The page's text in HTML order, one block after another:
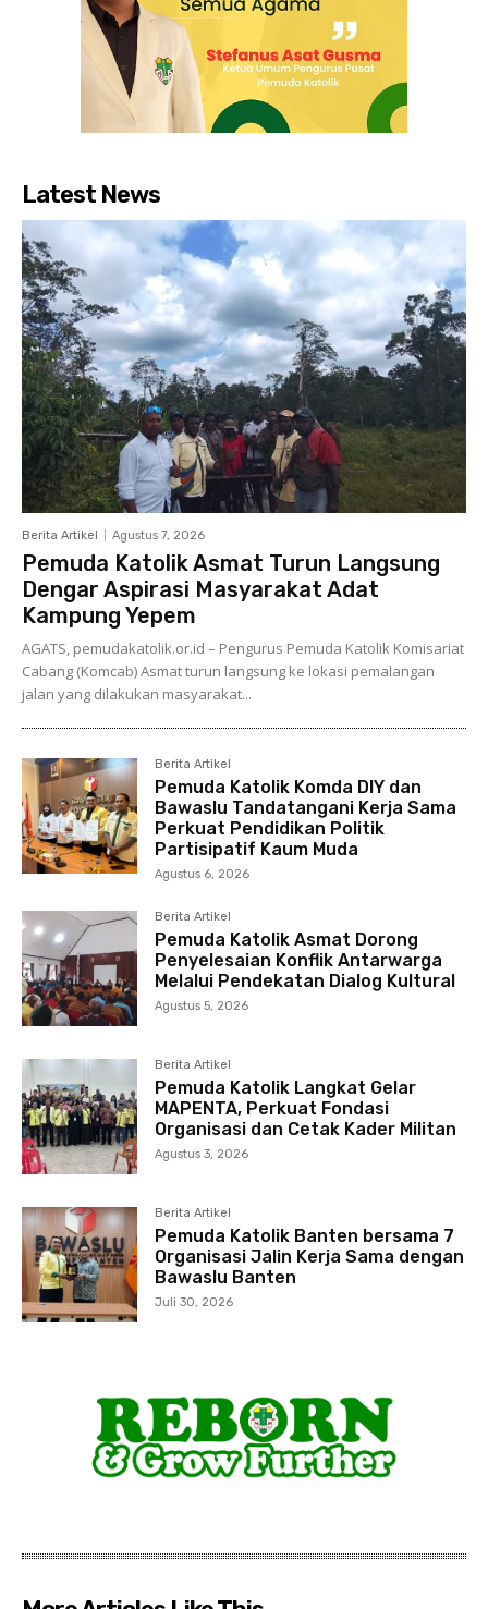
Latest News
Berita Artikel Agustus 7, 2026
Pemuda Katolik Asmat Turun Langsung
Dengar Aspirasi Masyarakat Adat
Kampung Yepem
AGATS, pemudakatolik.or.id – Pengurus Pemuda Katolik Komisariat
Cabang (Komcab) Asmat turun langsung ke lokasi pemalangan
jalan yang dilakukan masyarakat...
Berita Artikel
Pemuda Katolik Komda DIY dan
Bawaslu Tandatangani Kerja Sama
Perkuat Pendidikan Politik
Partisipatif Kaum Muda
Agustus 6, 2026
Berita Artikel
Pemuda Katolik Asmat Dorong
Penyelesaian Konflik Antarwarga
Melalui Pendekatan Dialog Kultural
Agustus 5, 2026
Berita Artikel
Pemuda Katolik Langkat Gelar
MAPENTA, Perkuat Fondasi
Organisasi dan Cetak Kader Militan
Agustus 3, 2026
Berita Artikel
Pemuda Katolik Banten bersama 7
Organisasi Jalin Kerja Sama dengan
Bawaslu Banten
Juli 30, 2026